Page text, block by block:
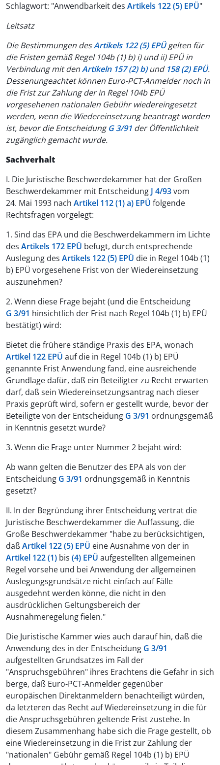
Schlagwort: "Anwendbarkeit des Artikels 122 (5) EPÜ"
Leitsatz
Die Bestimmungen desArtikels 122 (5) EPÜgelten für
die Fristen gemäß Regel 104b (1) b) i) und ii) EPÜ in
Verbindung mit denArtikeln 157 (2) b)und 158 (2) EPÜ.
Dessenungeachtet können Euro-PCT-Anmelder noch in
die Frist zur Zahlung der in Regel 104b EPÜ
vorgesehenen nationalen Gebühr wiedereingesetzt
werden, wenn die Wiedereinsetzung beantragt worden
ist, bevor die EntscheidungG 3/91 der Öffentlichkeit
zugänglich gemacht wurde.
Sachverhalt
I. Die Juristische Beschwerdekammer hat der Großen
Beschwerdekammer mit Entscheidung J 4/93vom
24. Mai 1993 nach Artikel 112 (1) a) EPÜ folgende
Rechtsfragen vorgelegt:
1. Sind das EPA und die Beschwerdekammern im Lichte
des Artikels 172 EPÜ befugt, durch entsprechende
Auslegung des Artikels 122 (5) EPÜ die in Regel 104b (1)
b) EPÜ vorgesehene Frist von der Wiedereinsetzung
auszunehmen?
2. Wenn diese Frage bejaht (und die Entscheidung
G 3/91 hinsichtlich der Frist nach Regel 104b (1) b) EPÜ
bestätigt) wird:
Bietet die frühere ständige Praxis des EPA, wonach
Artikel 122 EPÜ auf die in Regel 104b (1) b) EPÜ
genannte Frist Anwendung fand, eine ausreichende
Grundlage dafür, daß ein Beteiligter zu Recht erwarten
darf, daß sein Wiedereinsetzungsantrag nach dieser
Praxis geprüft wird, sofern er gestellt wurde, bevor der
Beteiligte von der Entscheidung G 3/91 ordnungsgemäß
in Kenntnis gesetzt wurde?
3. Wenn die Frage unter Nummer 2 bejaht wird:
Ab wann gelten die Benutzer des EPA als von der
Entscheidung G 3/91 ordnungsgemäß in Kenntnis
gesetzt?
II. In der Begründung ihrer Entscheidung vertrat die
Juristische Beschwerdekammer die Auffassung, die
Große Beschwerdekammer "habe zu berücksichtigen,
daßArtikel 122 (5) EPÜ eine Ausnahme von der in
Artikel 122 (1) bis (4) EPÜ aufgestellten allgemeinen
Regel vorsehe und bei Anwendung der allgemeinen
Auslegungsgrundsätze nicht einfach auf Fälle
ausgedehnt werden könne, die nicht in den
ausdrücklichen Geltungsbereich der
Ausnahmeregelung fielen."
Die Juristische Kammer wies auch darauf hin, daß die
Anwendung des in der Entscheidung G 3/91
aufgestellten Grundsatzes im Fall der
"Anspruchsgebühren" ihres Erachtens die Gefahr in sich
berge, daß Euro-PCT-Anmelder gegenüber
europäischen Direktanmeldern benachteiligt würden,
da letzteren das Recht auf Wiedereinsetzung in die für
die Anspruchsgebühren geltende Frist zustehe. In
diesem Zusammenhang habe sich die Frage gestellt, ob
eine Wiedereinsetzung in die Frist zur Zahlung der
"nationalen" Gebühr gemäß Regel 104b (1) b) EPÜ